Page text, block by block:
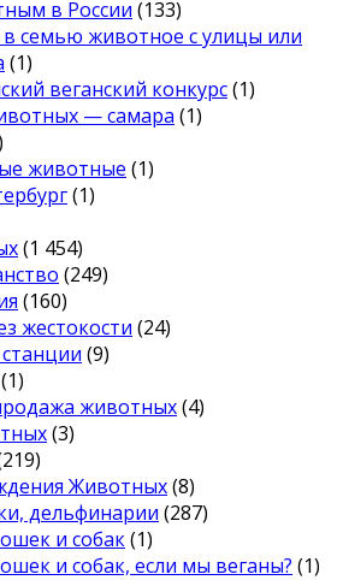
в России (133)
семью животное с улицы или
(1)
веганский конкурс(1)
— самара (1)
животные (1)
(1)
(1 454)
(249)
(160)
жестокости (24)
(9)
(1)
животных(4)
(3)
Животных(8)
дельфинарии (287)
и собак(1)
и собак, если мы веганы? (1)